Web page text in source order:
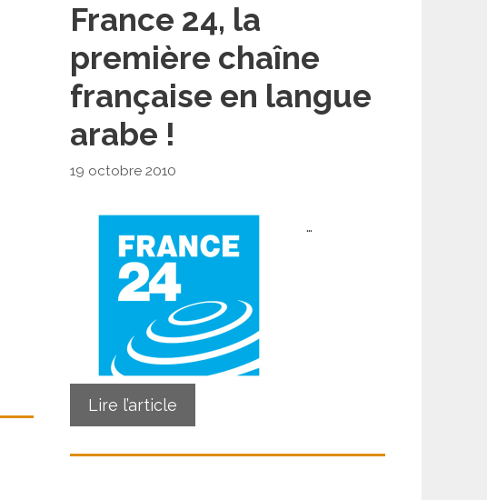
France 24, la
première chaîne
française en langue
arabe !
19 octobre 2010
…
Lire l’article